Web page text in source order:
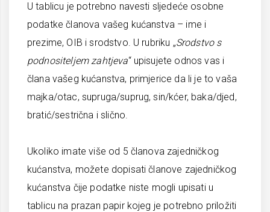
U tablicu je potrebno navesti sljedeće osobne
podatke članova vašeg kućanstva – ime i
prezime, OIB i srodstvo. U rubriku „Srodstvo s
podnositeljem zahtjeva“ upisujete odnos vas i
člana vašeg kućanstva, primjerice da li je to vaša
majka/otac, supruga/suprug, sin/kćer, baka/djed,
bratić/sestrična i slično.
Ukoliko imate više od 5 članova zajedničkog
kućanstva, možete dopisati članove zajedničkog
kućanstva čije podatke niste mogli upisati u
tablicu na prazan papir kojeg je potrebno priložiti